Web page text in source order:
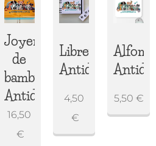
Joyero
de
bambú
Antidepresivos
16,50
€
Libreta
Antidepresivos
4,50
€
5,50 €